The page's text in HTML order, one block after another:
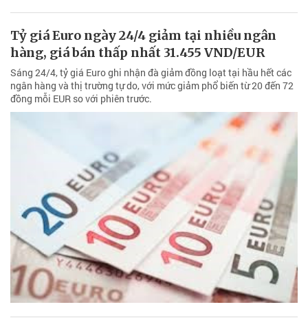
Tỷ giá Euro ngày 24/4 giảm tại nhiều ngân
hàng, giá bán thấp nhất 31.455 VND/EUR
Sáng 24/4, tỷ giá Euro ghi nhận đà giảm đồng loạt tại hầu hết các
ngân hàng và thị trường tự do, với mức giảm phổ biến từ 20 đến 72
đồng mỗi EUR so với phiên trước.